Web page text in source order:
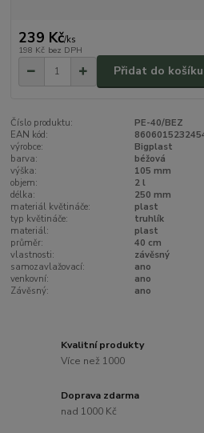
239 Kč/ks
198 Kč bez DPH
Přidat do košíku
Číslo produktu:
PE-40/BEZ
EAN kód:
výrobce:
Bigplast
barva:
béžová
výška:
105 mm
objem:
2 l
délka:
250 mm
materiál květináče:
plast
typ květináče:
truhlík
materiál:
plast
průměr:
40 cm
vlastnosti:
závěsný
samozavlažovací:
ano
venkovní:
ano
Závěsný:
ano
Kvalitní produkty
Více než 1000
Doprava zdarma
nad 1000 Kč